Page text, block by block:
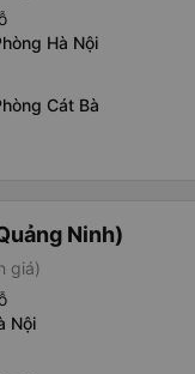
Hà Nội
Cát Bà
Ninh)
giá)
Nội